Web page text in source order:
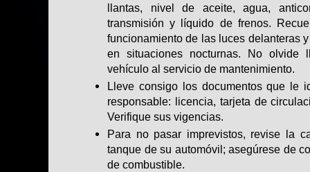
llantas, nivel de aceite, agua,
transmisión y líquido de frenos.
funcionamiento de las luces delanteras
en situaciones nocturnas. No olvide
vehículo al servicio de mantenimiento.
Lleve consigo los documentos que le
responsable: licencia, tarjeta de
Verifique sus vigencias.
Para no pasar imprevistos, revise la
tanque de su automóvil; asegúrese de
de combustible.